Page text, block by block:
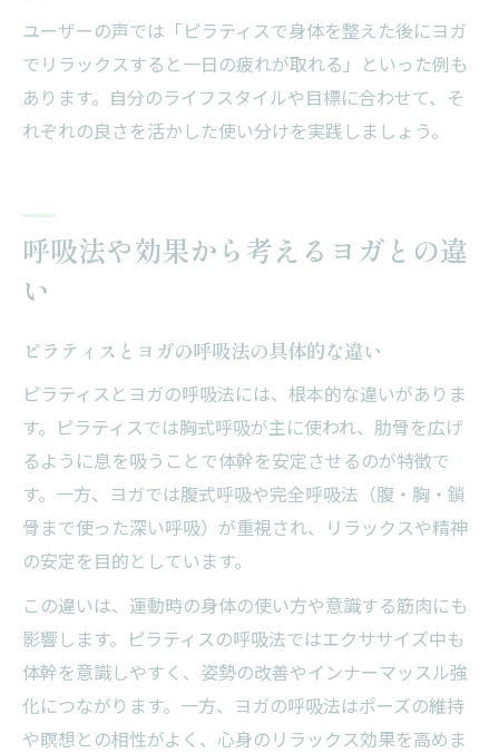
ユーザーの声では「ピラティスで身体を整えた後にヨガ
でリラックスすると一日の疲れが取れる」といった例も
あります。自分のライフスタイルや目標に合わせて、そ
れぞれの良さを活かした使い分けを実践しましょう。
呼吸法や効果から考えるヨガとの違
い
ピラティスとヨガの呼吸法の具体的な違い
ピラティスとヨガの呼吸法には、根本的な違いがありま
す。ピラティスでは胸式呼吸が主に使われ、肋骨を広げ
るように息を吸うことで体幹を安定させるのが特徴で
す。一方、ヨガでは腹式呼吸や完全呼吸法（腹・胸・鎖
骨まで使った深い呼吸）が重視され、リラックスや精神
の安定を目的としています。
この違いは、運動時の身体の使い方や意識する筋肉にも
影響します。ピラティスの呼吸法ではエクササイズ中も
体幹を意識しやすく、姿勢の改善やインナーマッスル強
化につながります。一方、ヨガの呼吸法はポーズの維持
や瞑想との相性がよく、心身のリラックス効果を高めま